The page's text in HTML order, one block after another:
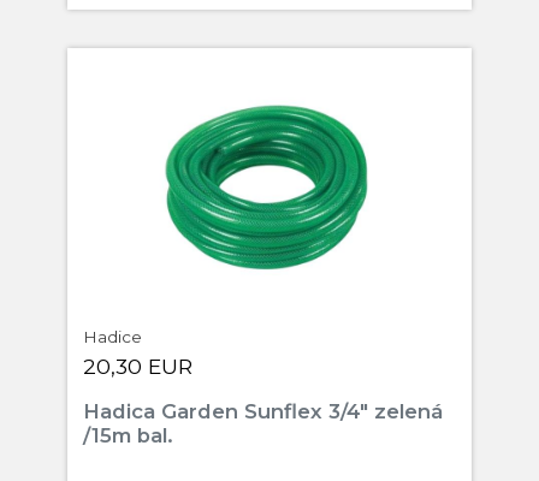
Hadice
20,30 EUR
Hadica Garden Sunflex 3/4" zelená
/15m bal.